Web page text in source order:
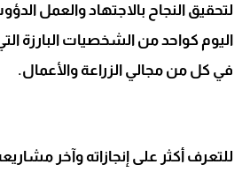
لتحقيق النجاح بالاجتهاد والعمل
اليوم كواحد من الشخصيات البارزة
في كل من مجالي الزراعة والأعمال.
للتعرف أكثر على إنجازاته وآخر